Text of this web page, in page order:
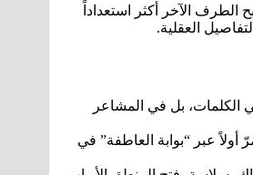
الآخر أكثر استعداداً
العقلية.
الكلمات، بل في المشاعر
أولاً عبر “بوابة العاطفة” في